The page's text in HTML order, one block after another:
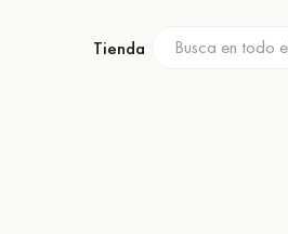
Tienda